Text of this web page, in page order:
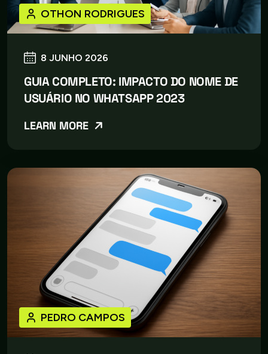
8 JUNHO 2026
OTHON RODRIGUES
GUIA COMPLETO: IMPACTO DO NOME DE
USUÁRIO NO WHATSAPP 2023
LEARN MORE
PEDRO CAMPOS